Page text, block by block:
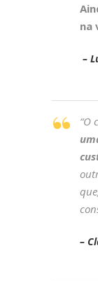
na
–
“O
–